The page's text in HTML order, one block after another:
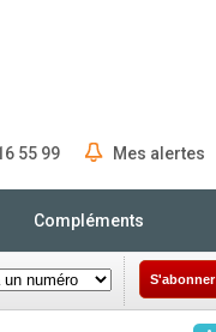
55 99 Mes alertes
Compléments
S'abonner